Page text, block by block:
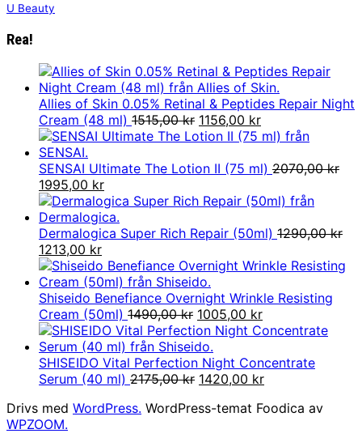
U Beauty
Rea!
Allies of Skin 0.05% Retinal & Peptides Repair Night
Cream (48 ml) 1515,00kr Det
ursprungliga
var:
1156,00 krDet
nuvarande
är:
SENSAI Ultimate The Lotion II (75 ml) 2070,00kr
Det
ursprungliga
priset
var:
2070,00 kr.
1995,00 krDet
nuvarande
priset
är:
Dermalogica Super Rich Repair (50ml) 1290,00kr
Det
ursprungliga
priset
var:
1290,00 kr.
1213,00 krDet
nuvarande
priset
är:
1213,00 kr.
Shiseido Benefiance Overnight Wrinkle Resisting
Cream (50ml) 1490,00kr Det
ursprungliga
priset
var:
1490,00 kr.
1005,00 krDet
nuvarande
är:
1005,00 kr.
SHISEIDO Vital Perfection Night Concentrate
Serum (40 ml) 2175,00kr Det
priset
1420,00 krDet
priset
Drivs med WordPress. WordPress-temat Foodica av
WPZOOM.